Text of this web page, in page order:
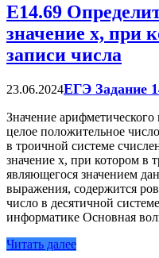
Е14.69
значение x, при
записи числа
23.06.2024ЕГЭ Задание
Значение
целое положительное
в троичной системе
значение x, при котором в
являющегося значением
выражения, содержится
число в десятичной
информатике Основная
Читать далее